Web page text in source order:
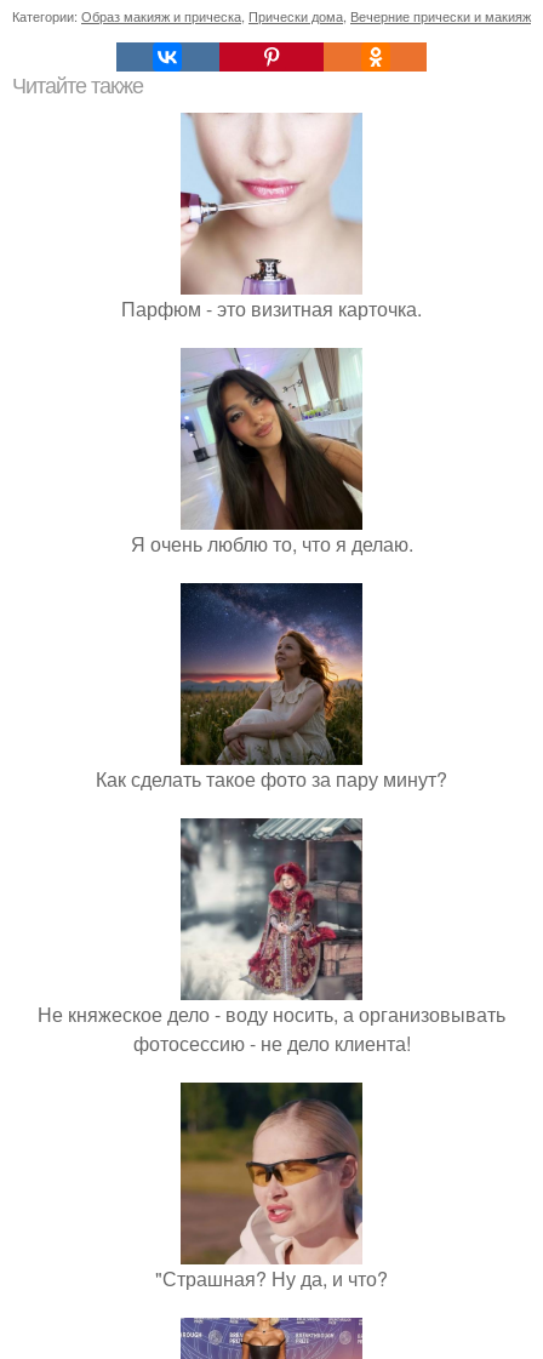
Категории: Образ макияж и прическа Прически дома Вечерние прически и макияж
Читайте также
Парфюм - это визитная карточка.
Я очень люблю то, что я делаю.
Как сделать такое фото за пару минут?
Не княжеское дело - воду носить, а организовывать
фотосессию - не дело клиента!
"Страшная? Ну да, и что?